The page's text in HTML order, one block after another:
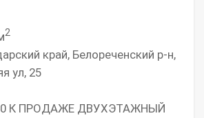
2
край, Белореченский р-н,
ул, 25
К ПРОДАЖЕ ДВУХЭТАЖНЫЙ